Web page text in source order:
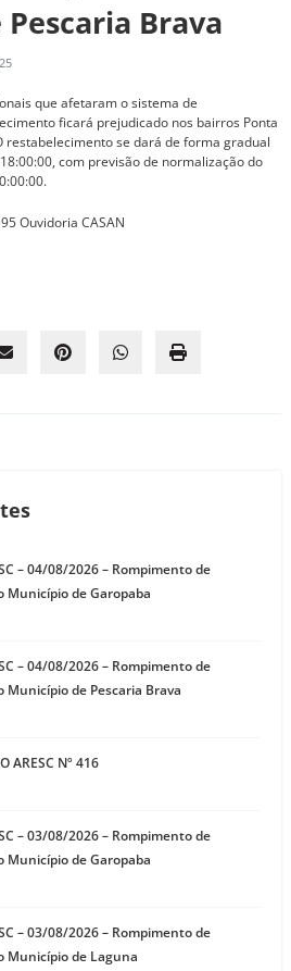
Brava
que afetaram o sistema de
ficará prejudicado nos bairros Ponta
restabelecimento se dará de forma gradual
com previsão de normalização do
Ouvidoria CASAN
– 04/08/2026 – Rompimento de
Município de Garopaba
– 04/08/2026 – Rompimento de
Município de Pescaria Brava
ARESC Nº 416
– 03/08/2026 – Rompimento de
Município de Garopaba
– 03/08/2026 – Rompimento de
Município de Laguna